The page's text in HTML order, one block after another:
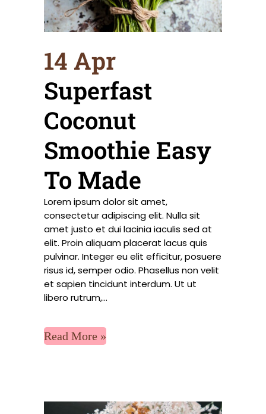
14 Apr
Superfast
Coconut
Smoothie Easy
To Made
Lorem ipsum dolor sit amet,
consectetur adipiscing elit. Nulla sit
amet justo et dui lacinia iaculis sed at
elit. Proin aliquam placerat lacus quis
pulvinar. Integer eu elit efficitur, posuere
risus id, semper odio. Phasellus non velit
et sapien tincidunt interdum. Ut ut
libero rutrum,...
Read More